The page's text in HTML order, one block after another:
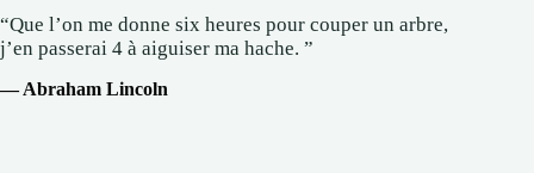
“Que l’on me donne six heures pour couper un arbre,
j’en passerai 4 à aiguiser ma hache. ”
— Abraham Lincoln